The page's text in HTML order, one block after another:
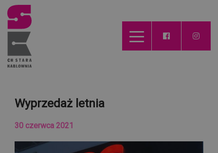
Wyprzedaż letnia
30 czerwca 2021